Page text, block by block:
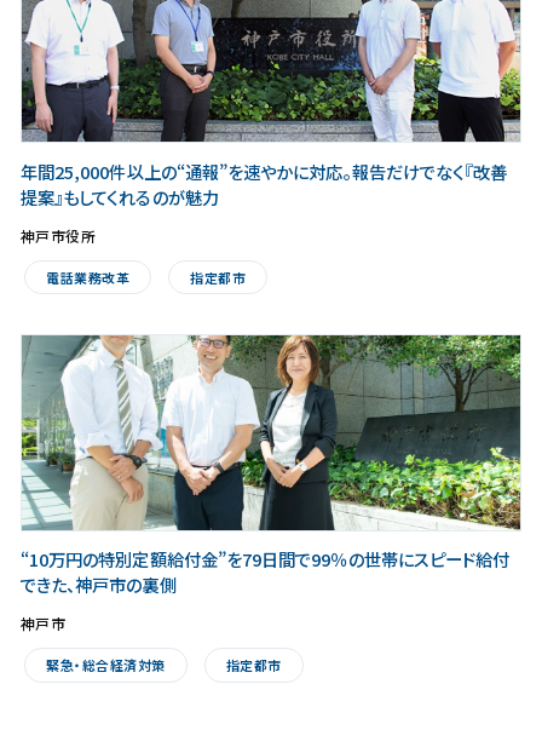
年間25,000件以上の“通報”を速やかに対応。報告だけでなく『改善
提案』もしてくれるのが魅力
神戸市役所
電話業務改革 指定都市
“10万円の特別定額給付金”を79日間で99％の世帯にスピード給付
できた、神戸市の裏側
神戸市
緊急・総合経済対策 指定都市